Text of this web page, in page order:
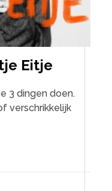
Eitje
3 dingen doen.
verschrikkelijk